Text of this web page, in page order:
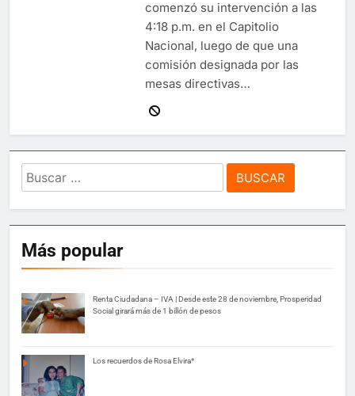
comenzó su intervención a las
4:18 p.m. en el Capitolio
Nacional, luego de que una
comisión designada por las
mesas directivas…
Buscar:
Más popular
Renta Ciudadana – IVA | Desde este 28 de noviembre, Prosperidad
Social girará más de 1 billón de pesos
Los recuerdos de Rosa Elvira*